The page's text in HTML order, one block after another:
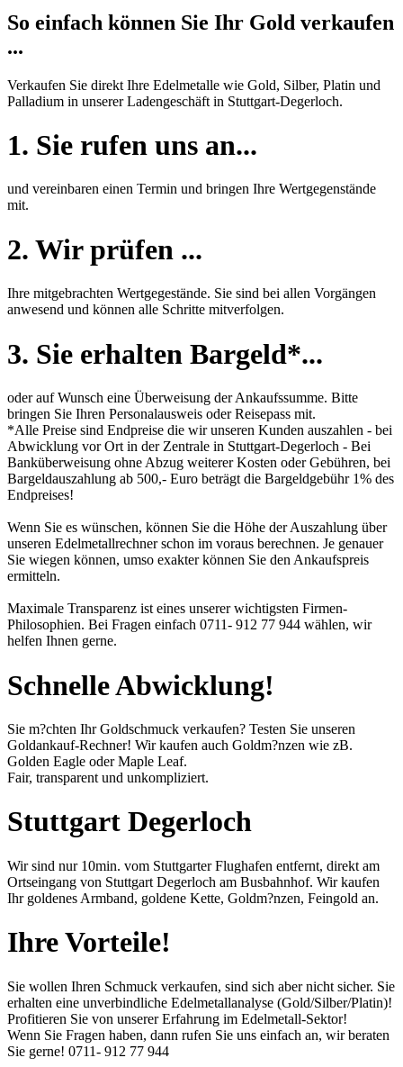
So einfach können Sie Ihr Gold verkaufen
...
Verkaufen Sie direkt Ihre Edelmetalle wie Gold, Silber, Platin und
Palladium in unserer Ladengeschäft in Stuttgart-Degerloch.
1. Sie rufen uns an...
und vereinbaren einen Termin und bringen Ihre Wertgegenstände
mit.
2. Wir prüfen ...
Ihre mitgebrachten Wertgegestände. Sie sind bei allen Vorgängen
anwesend und können alle Schritte mitverfolgen.
3. Sie erhalten Bargeld*...
oder auf Wunsch eine Überweisung der Ankaufssumme. Bitte
bringen Sie Ihren Personalausweis oder Reisepass mit.
*Alle Preise sind Endpreise die wir unseren Kunden auszahlen - bei
Abwicklung vor Ort in der Zentrale in Stuttgart-Degerloch - Bei
Banküberweisung ohne Abzug weiterer Kosten oder Gebühren, bei
Bargeldauszahlung ab 500,- Euro beträgt die Bargeldgebühr 1% des
Endpreises!
Wenn Sie es wünschen, können Sie die Höhe der Auszahlung über
unseren Edelmetallrechnerschon im voraus berechnen. Je genauer
Sie wiegen können, umso exakter können Sie den Ankaufspreis
ermitteln.
Maximale Transparenz ist eines unserer wichtigsten Firmen-
Philosophien. Bei Fragen einfach 0711- 912 77 944 wählen, wir
helfen Ihnen gerne.
Schnelle Abwicklung!
Sie m?chten Ihr Goldschmuck verkaufen? Testen Sie unseren
Goldankauf-Rechner! Wir kaufen auch Goldm?nzen wie zB.
Golden Eagle oder Maple Leaf.
Fair, transparent und unkompliziert.
Stuttgart Degerloch
Wir sind nur 10min. vom Stuttgarter Flughafen entfernt, direkt am
Ortseingang von Stuttgart Degerloch am Busbahnhof. Wir kaufen
Ihr goldenes Armband, goldene Kette, Goldm?nzen, Feingold an.
Ihre Vorteile!
Sie wollen Ihren Schmuck verkaufen, sind sich aber nicht sicher. Sie
erhalten eine unverbindliche Edelmetallanalyse (Gold/Silber/Platin)!
Profitieren Sie von unserer Erfahrung im Edelmetall-Sektor!
Wenn Sie Fragen haben, dann rufen Sie uns einfach an, wir beraten
Sie gerne! 0711- 912 77 944